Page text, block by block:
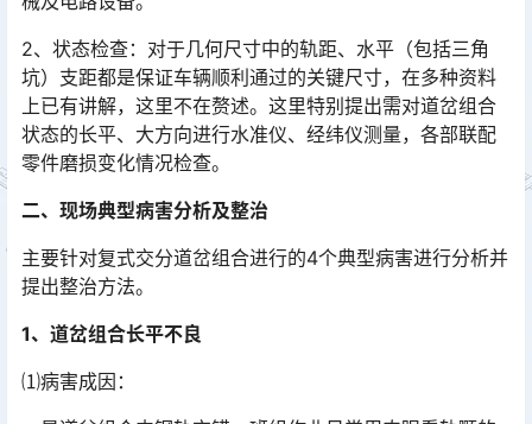
2、状态检查：对于几何尺寸中的轨距、水平（包括三角
坑）支距都是保证车辆顺利通过的关键尺寸，在多种资料
上已有讲解，这里不在赘述。这里特别提出需对道岔组合
状态的长平、大方向进行水准仪、经纬仪测量，各部联配
零件磨损变化情况检查。󠅅󠅃󠄵󠅂󠄪󠇖󠆨󠆨󠇕󠆞󠆒󠅬󠇘󠆭󠆘󠇙󠆝󠅵󠇗󠆭󠆁󠄐󠇗󠅹󠅸󠇖󠆍󠅳󠇖󠅹󠅰󠇖󠆌󠅹
二、现场典型病害分析及整治
主要针对复式交分道岔组合进行的4个典型病害进行分析并
提出整治方法。
1、道岔组合长平不良
⑴病害成因：